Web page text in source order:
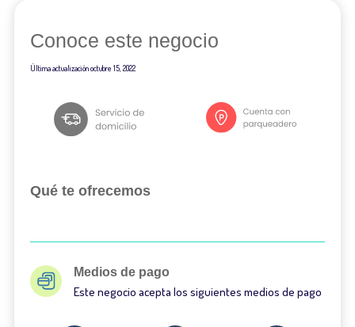
Conoce este negocio
Última actualizaciónoctubre 15, 2022
Qué te ofrecemos
Medios de pago
Este negocio acepta los siguientes medios de pago